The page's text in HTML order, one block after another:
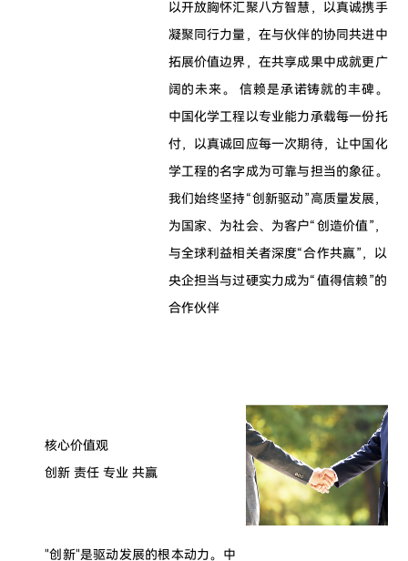
以开放胸怀汇聚八方智慧，以真诚携手
凝聚同行力量，在与伙伴的协同共进中
拓展价值边界，在共享成果中成就更广
阔的未来。 信赖是承诺铸就的丰碑。
中国化学工程以专业能力承载每一份托
付，以真诚回应每一次期待，让中国化
学工程的名字成为可靠与担当的象征。
我们始终坚持“创新驱动”高质量发展，
为国家、为社会、为客户“创造价值”，
与全球利益相关者深度“合作共赢”，以
央企担当与过硬实力成为“值得信赖”的
合作伙伴
核心价值观
创新 责任 专业 共赢
"创新"是驱动发展的根本动力。中